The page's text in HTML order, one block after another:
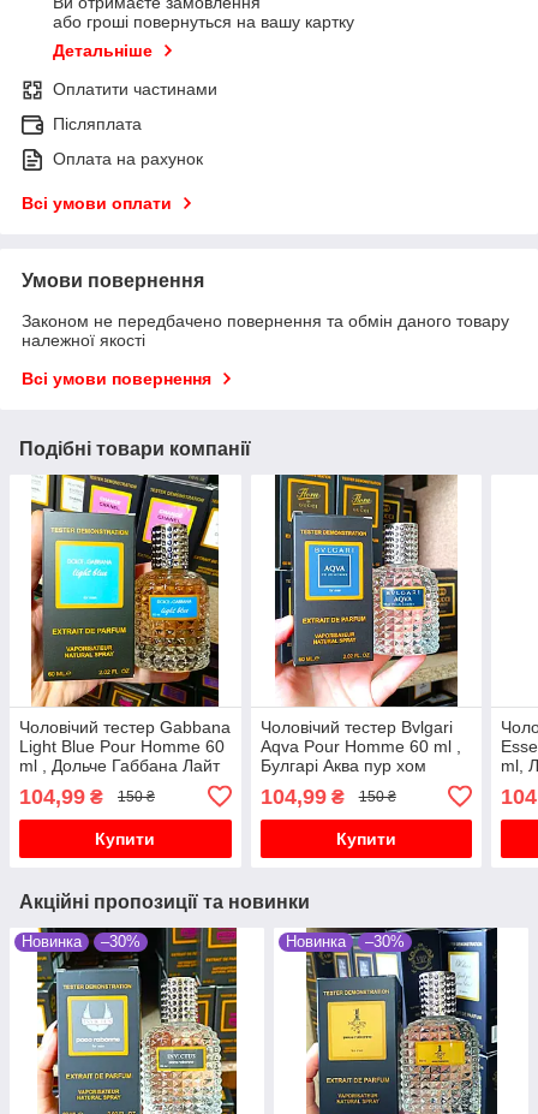
або гроші повернуться на вашу картку
Детальніше
Оплатити частинами
Післяплата
Оплата на рахунок
Всі умови оплати
Умови повернення
Законом не передбачено повернення та обмін даного товару
належної якості
Всі умови повернення
Подібні товари компанії
Чоловічий тестер Gabbana
Light Blue Pour Homme 60
ml , Дольче Габбана Лайт
104,99 ₴ 150 ₴
Купити
Чоловічий тестер Bvlgari
Aqva Pour Homme 60 ml ,
Булгарі Аква пур хом
104,99₴ 150 ₴
Купити
ml,
Акційні пропозиції та новинки
Новинка –30% Новинка –30%